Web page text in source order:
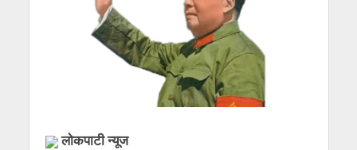
लाेकपाटी न्यूज